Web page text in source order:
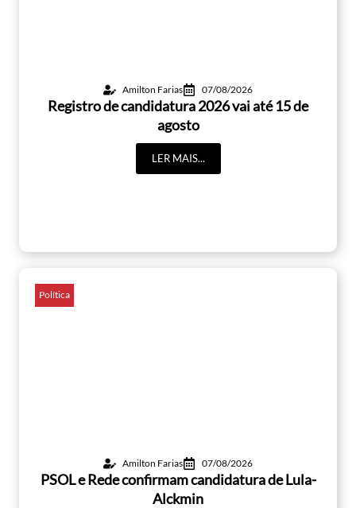
Amilton Farias 07/08/2026
Registro de candidatura 2026 vai até 15 de
agosto
LER MAIS...
Política
Amilton Farias 07/08/2026
PSOL e Rede confirmam candidatura de Lula-
Alckmin